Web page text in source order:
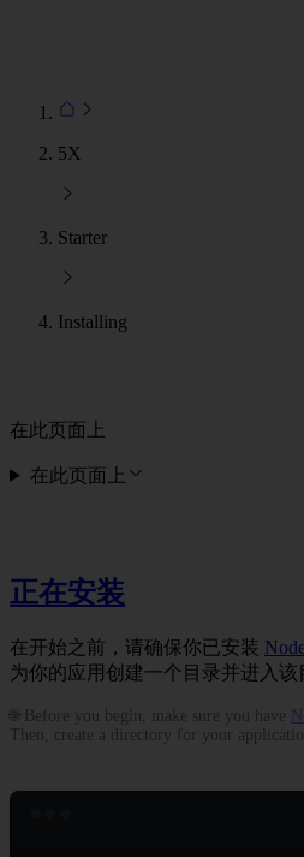
5X
Starter
Installing
正在安装
在开始之前，请确保你已安装
为你的应用创建一个目录并进入该
🌐 Before you begin, make sure you have
Then, create a directory for your
在此页面上
在此页面上